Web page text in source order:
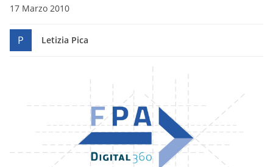
17 Marzo 2010
P Letizia Pica